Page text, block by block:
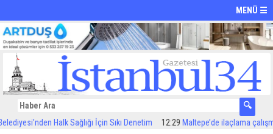
MENÜ ☰
Halk Sağlığı İçin Sıkı Denetim 12:29 Maltepe’de ilaçlama çalışmaları